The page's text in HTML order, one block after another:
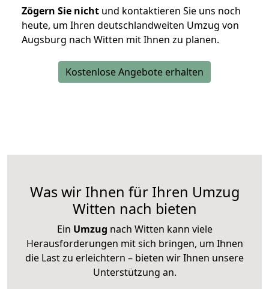
Zögern Sie nicht und kontaktieren Sie uns noch
heute, um Ihren deutschlandweiten Umzug von
Augsburg nach Witten mit Ihnen zu planen.
Kostenlose Angebote erhalten
Was wir Ihnen für Ihren Umzug
Witten nach bieten
Ein Umzug nach Witten kann viele
Herausforderungen mit sich bringen, um Ihnen
die Last zu erleichtern – bieten wir Ihnen unsere
Unterstützung an.